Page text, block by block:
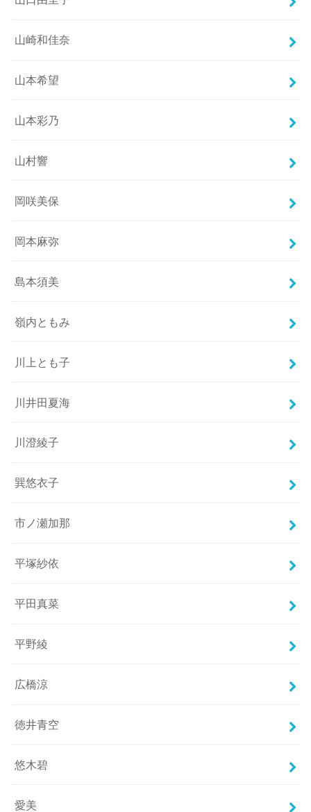
山崎和佳奈
山本希望
山本彩乃
山村響
岡咲美保
岡本麻弥
島本須美
嶺内ともみ
川上とも子
川井田夏海
川澄綾子
巽悠衣子
市ノ瀬加那
平塚紗依
平田真菜
平野綾
広橋涼
徳井青空
悠木碧
愛美